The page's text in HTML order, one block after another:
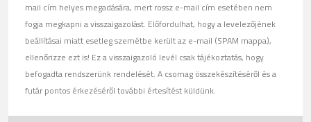
mail cím helyes megadására, mert rossz e-mail cím esetében nem
fogja megkapni a visszaigazolást. Előfordulhat, hogy a levelezőjének
beállításai miatt esetleg szemétbe került az e-mail (SPAM mappa),
ellenőrizze ezt is! Ez a visszaigazoló levél csak tájékoztatás, hogy
befogadta rendszerünk rendelését. A csomag összekészítéséről és a
futár pontos érkezéséről további értesítést küldünk.